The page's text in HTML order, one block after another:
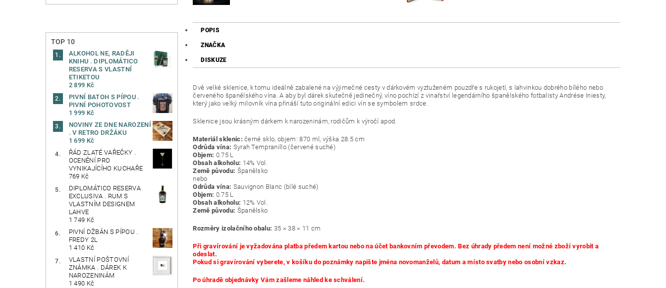
TOP 10
ALKOHOL NE, RADĚJI
KNIHU . DIPLOMÁTICO
RESERVA S VLASTNÍ
ETIKETOU
2 899 Kč
PIVNÍ BATOH S PÍPOU .
PIVNÍ POHOTOVOST
1 999 Kč
NOVINY ZE DNE NAROZENÍ
. V RETRO DRŽÁKU
1 699 Kč
ŘÁD ZLATÉ VAŘEČKY .
OCENĚNÍ PRO
VYNIKAJÍCÍHO KUCHAŘE
769 Kč
DIPLOMÁTICO RESERVA
EXCLUSIVA . RUM S
VLASTNÍM DESIGNEM
LAHVE
1 749 Kč
PIVNÍ DŽBÁN S PÍPOU .
FREDY 2L
1 410 Kč
VLASTNÍ POŠTOVNÍ
ZNÁMKA . DÁREK K
NAROZENINÁM
1 490 Kč
POPIS
ZNAČKA
DISKUZE
Dvě velké sklenice, k tomu ideálně zabalené na výjimečné cesty v dárkovém vyztuženém pouzdře s rukojetí, s lahvinkou dobrého bílého nebo
červeného španělského vína. A aby byl dárek skutečně jedinečný, víno pochízí z vinařství legendárního španělského fotbalisty Andrése Iniesty,
který jako velký milovník vína přináší tuto originální edici vín se symbolem srdce.
Sklenice jsou krásným dárkem k narozeninám, rodičům k výročí apod.
Materiál sklenic: černé sklo, objem: 870 ml, výška 28.5 cm
Odrůda vína: Syrah Tempranillo (červené suché)
Objem: 0.75 L
Obsah alkoholu: 14% Vol.
Země původu: Španělsko
nebo
Odrůda vína: Sauvignon Blanc (bílé suché)
Objem: 0.75 L
Obsah alkoholu: 12% Vol.
Země původu: Španělsko
Rozměry izolačního obalu: 35 × 38 × 11 cm
Při gravírování je vyžadována platba předem kartou nebo na účet bankovním převodem. Bez úhrady předem není možné zboží vyrobit a
odeslat.
Pokud si gravírování vyberete, v košíku do poznámky napište jména novomanželů, datum a místo svatby nebo osobní vzkaz.
Po úhradě objednávky Vám zašleme náhled ke schválení.